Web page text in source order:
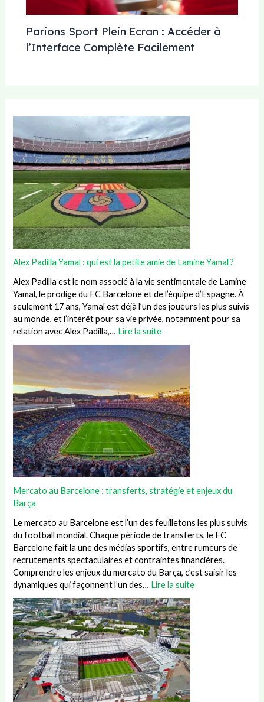
Parions Sport Plein Ecran : Accéder à
l’Interface Complète Facilement
Alex Padilla Yamal : qui est la petite amie de Lamine Yamal ?
Alex Padilla est le nom associé à la vie sentimentale de Lamine
Yamal, le prodige du FC Barcelone et de l’équipe d’Espagne. À
seulement 17 ans, Yamal est déjà l’un des joueurs les plus suivis
au monde, et l’intérêt pour sa vie privée, notamment pour sa
relation avec Alex Padilla,… Lire la suite
Mercato au Barcelone : transferts, stratégie et enjeux du
Barça
Le mercato au Barcelone est l’un des feuilletons les plus suivis
du football mondial. Chaque période de transferts, le FC
Barcelone fait la une des médias sportifs, entre rumeurs de
recrutements spectaculaires et contraintes financières.
Comprendre les enjeux du mercato du Barça, c’est saisir les
dynamiques qui façonnent l’un des… Lire la suite